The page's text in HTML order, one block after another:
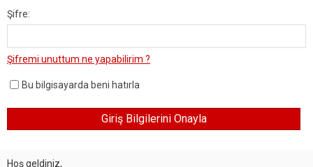
Şifre:
Şifremi unuttum ne yapabilirim ?
Bu bilgisayarda beni hatırla
Hoş geldiniz,